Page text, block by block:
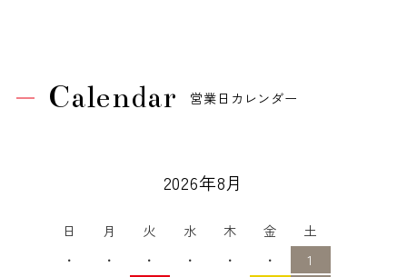
Calendar 営業日カレンダー
2026年8月
日 月 火 水 木 金
土
・
・ ・ ・ ・ ・
1